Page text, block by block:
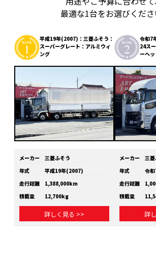
最適な1台をお選びくだ
平成19年(2007)：三菱ふそう：
スーパーグレート：アルミウィ
ング
メーカー
三菱ふそう
年式
平成19年(2007)
走行距離
1,388,000km
積載量
12,700kg
詳しく見る >>
令和7
24ス
ーヘ
メーカー
三
年式
令
走行距離
積載量
詳